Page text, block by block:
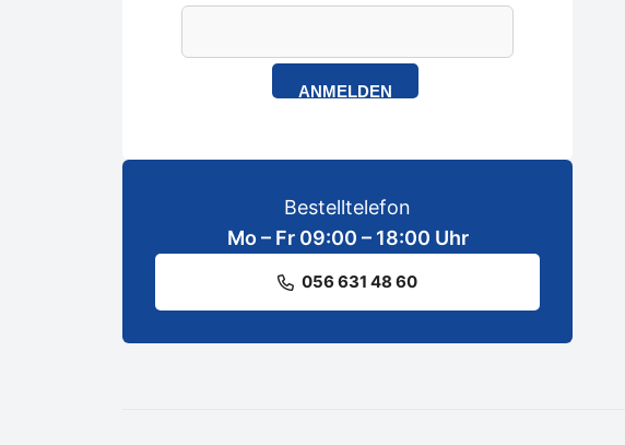
ANMELDEN
Bestelltelefon
Mo – Fr 09:00 – 18:00 Uhr
056 631 48 60